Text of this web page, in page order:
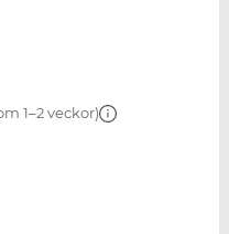
1–2 veckor)